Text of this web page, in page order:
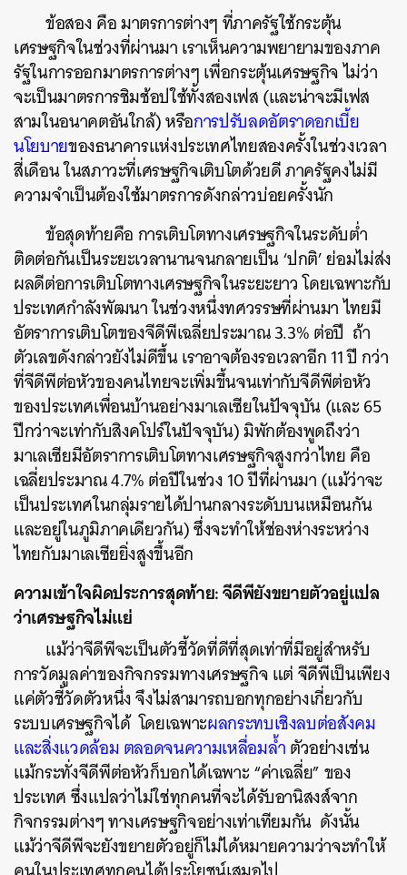
ข้อสอง คือ มาตรการต่างๆ ที่ภาครัฐใช้กระตุ้น
เศรษฐกิจในช่วงที่ผ่านมา เราเห็นความพยายามของภาค
รัฐในการออกมาตรการต่างๆ เพื่อกระตุ้นเศรษฐกิจ ไม่ว่า
จะเป็นมาตรการชิมช้อปใช้ทั้งสองเฟส (และน่าจะมีเฟส
สามในอนาคตอันใกล้) หรือการปรับลดอัตราดอกเบี้ย
นโยบายของธนาคารแห่งประเทศไทยสองครั้งในช่วงเวลา
สี่เดือน ในสภาวะที่เศรษฐกิจเติบโตด้วยดี ภาครัฐคงไม่มี
ความจำเป็นต้องใช้มาตรการดังกล่าวบ่อยครั้งนัก
ข้อสุดท้ายคือ การเติบโตทางเศรษฐกิจในระดับต่ำ
ติดต่อกันเป็นระยะเวลานานจนกลายเป็น ‘ปกติ’ ย่อมไม่ส่ง
ผลดีต่อการเติบโตทางเศรษฐกิจในระยะยาว โดยเฉพาะกับ
ประเทศกำลังพัฒนา ในช่วงหนึ่งทศวรรษที่ผ่านมา ไทยมี
อัตราการเติบโตของจีดีพีเฉลี่ยประมาณ 3.3% ต่อปี ถ้า
ตัวเลขดังกล่าวยังไม่ดีขึ้นเราอาจต้องรอเวลาอีก 11 ปี กว่า
ที่จีดีพีต่อหัวของคนไทยจะเพิ่มขึ้นจนเท่ากับจีดีพีต่อหัว
ของประเทศเพื่อนบ้านอย่างมาเลเซียในปัจจุบัน (และ 65
ปีกว่าจะเท่ากับสิงคโปร์ในปัจจุบัน)มิพักต้องพูดถึงว่า
มาเลเซียมีอัตราการเติบโตทางเศรษฐกิจสูงกว่าไทย คือ
เฉลี่ยประมาณ 4.7% ต่อปีในช่วง 10 ปีที่ผ่านมา (แม้ว่าจะ
เป็นประเทศในกลุ่มรายได้ปานกลางระดับบนเหมือนกัน
และอยู่ในภูมิภาคเดียวกัน) ซึ่งจะทำให้ช่องห่างระหว่าง
ไทยกับมาเลเซียยิ่งสูงขึ้นอีก
ความเข้าใจผิดประการสุดท้าย:จีดีพียังขยายตัวอยู่แปล
ว่าเศรษฐกิจไม่แย่
แม้ว่าจีดีพีจะเป็นตัวชี้วัดที่ดีที่สุดเท่าที่มีอยู่สำหรับ
การวัดมูลค่าของกิจกรรมทางเศรษฐกิจ แต่ จีดีพีเป็นเพียง
แค่ตัวชี้วัดตัวหนึ่ง จึงไม่สามารถบอกทุกอย่างเกี่ยวกับ
ระบบเศรษฐกิจได้ โดยเฉพาะผลกระทบเชิงลบต่อสังคม
และสิ่งแวดล้อม ตลอดจนความเหลื่อมล้ำตัวอย่างเช่น
แม้กระทั่งจีดีพีต่อหัวก็บอกได้เฉพาะ “ค่าเฉลี่ย” ของ
ประเทศ ซึ่งแปลว่าไม่ใช่ทุกคนที่จะได้รับอานิสงส์จาก
กิจกรรมต่างๆ ทางเศรษฐกิจอย่างเท่าเทียมกัน ดังนั้น
แม้ว่าจีดีพีจะยังขยายตัวอยู่ก็ไม่ได้หมายความว่าจะทำให้